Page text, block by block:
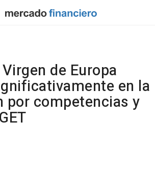
de Europa
en la
por competencias y